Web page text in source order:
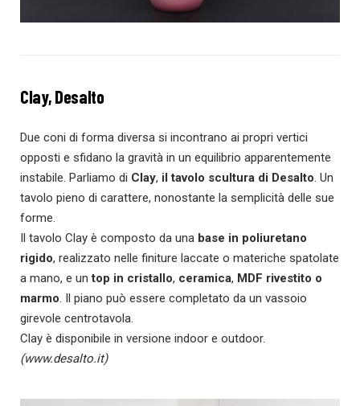
Clay, Desalto
Due coni di forma diversa si incontrano ai propri vertici
opposti e sfidano la gravità in un equilibrio apparentemente
instabile. Parliamo di Clay, il tavolo scultura di Desalto. Un
tavolo pieno di carattere, nonostante la semplicità delle sue
forme.
Il tavolo Clay è composto da una base in poliuretano
rigido, realizzato nelle finiture laccate o materiche spatolate
a mano, e untop in cristallo, ceramica, MDF rivestito o
marmo. Il piano può essere completato da un vassoio
girevole centrotavola.
Clay è disponibile in versione indoor e outdoor.
(www.desalto.it)